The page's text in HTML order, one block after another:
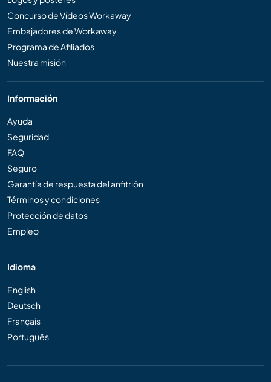
Concurso de Vídeos Workaway
Embajadores de Workaway
Programa de Afiliados
Nuestra misión
Información
Ayuda
Seguridad
FAQ
Seguro
Garantía de respuesta del anfitrión
Términos y condiciones
Protección de datos
Empleo
Idioma
English
Deutsch
Français
Português